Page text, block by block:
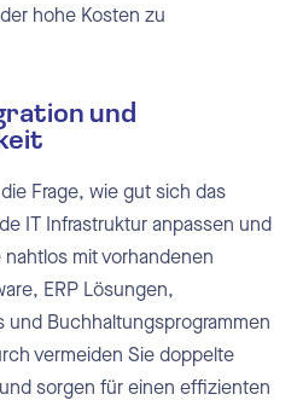
hohe Kosten zu
und
Frage, wie gut sich das
IT Infrastruktur anpassen und
mit vorhandenen
ERP Lösungen,
und Buchhaltungsprogrammen
vermeiden Sie doppelte
sorgen für einen effizienten